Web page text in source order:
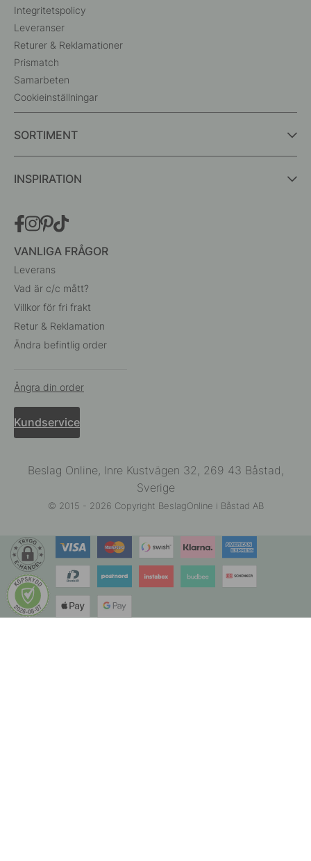
Integritetspolicy
Leveranser
Returer & Reklamationer
Prismatch
Samarbeten
Cookieinställningar
SORTIMENT
INSPIRATION
VANLIGA FRÅGOR
Leverans
Vad är c/c mått?
Villkor för fri frakt
Retur & Reklamation
Ändra befintlig order
Ångra din order
Kundservice
Beslag Online, Inre Kustvägen 32, 269 43 Båstad,
Sverige
© 2015 - 2026 Copyright BeslagOnline i Båstad AB